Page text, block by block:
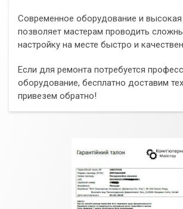
Современное оборудование и
позволяет мастерам проводить
настройку на месте быстро и
Если для ремонта потребуется
оборудование, бесплатно доставим
привезем обратно!